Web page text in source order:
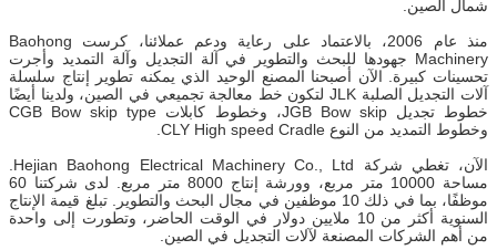
شمال الصين.
منذ عام 2006، بالاعتماد على رعاية ودعم عملائنا، كرست Baohong
Machinery جهودها للبحث والتطوير في آلة التجديل وآلة التمديد وأجرت
تحسينات كبيرة. الآن أصبحنا المصنع الوحيد الذي يمكنه تطوير إنتاج سلسلة
آلات التجديل الصلبة JLK لتكون خط معالجة تجميعي في الصين، ولدينا أيضًا
خطوط تجديل JGB Bow skip، وخطوط كابلات CGB Bow skip type
وخطوط التمديد من النوع CLY High speed Cradle.
مساحة 10000 متر مربع، وورشة إنتاج 8000 متر مربع. لدى شركتنا 60
موظفًا، بما في ذلك 10 موظفين في مجال البحث والتطوير. تبلغ قيمة الإنتاج
السنوية أكثر من 10 ملايين دولار في الوقت الحاضر، وتطورت إلى واحدة
من أهم الشركات المصنعة لآلات التجديل في الصين.